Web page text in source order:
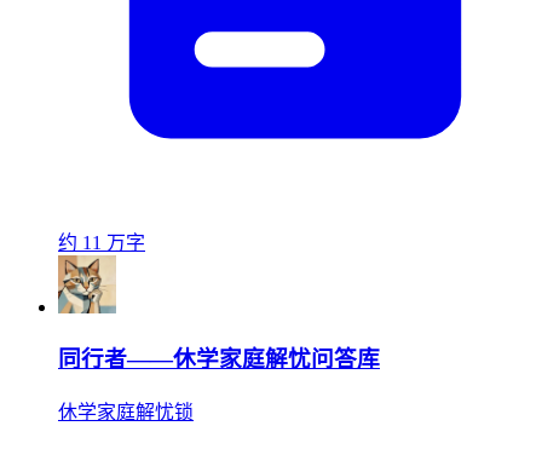
约 11 万字
同行者——休学家庭解忧问答库
休学家庭解忧锁